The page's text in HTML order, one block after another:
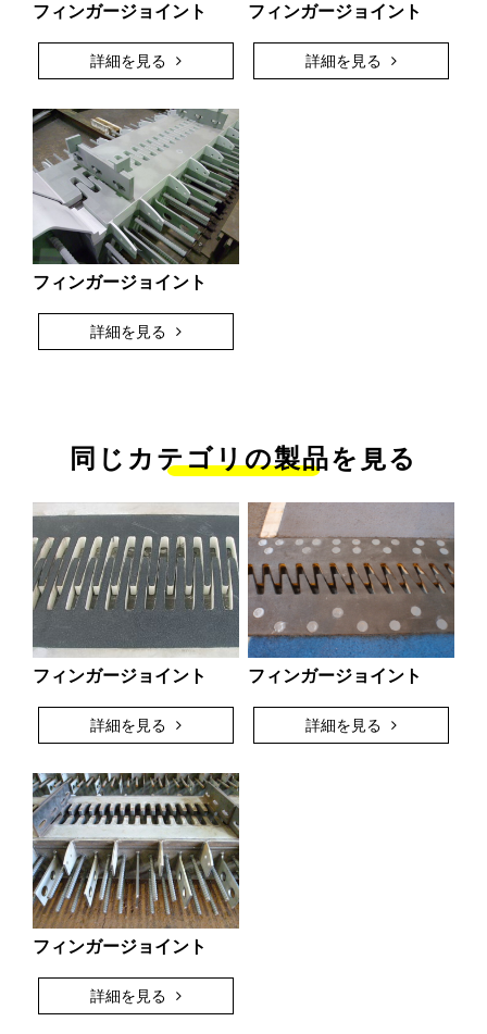
フィンガージョイント
詳細を見る
フィンガージョイント
詳細を見る
フィンガージョイント
詳細を見る
同じカテゴリの製品を見る
フィンガージョイント
詳細を見る
フィンガージョイント
詳細を見る
フィンガージョイント
詳細を見る